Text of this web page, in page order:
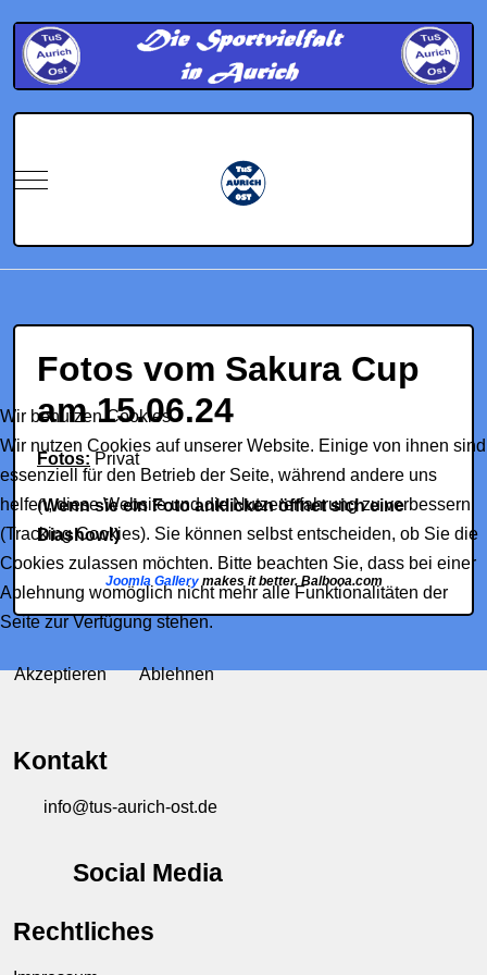
Mobile Menu Toggle
Fotos vom Sakura Cup
am 15.06.24
Fotos: Privat
(Wenn sie ein Foto anklicken öffnet sich eine
Diashow!)
Joomla Gallerymakes it better. Balbooa.com
Kontakt
info@tus-aurich-ost.de
Social Media
Rechtliches
Wir benutzen Cookies
Wir nutzen Cookies auf unserer Website. Einige von ihnen sind
essenziell für den Betrieb der Seite, während andere uns
helfen, diese Website und die Nutzererfahrung zu verbessern
(Tracking Cookies). Sie können selbst entscheiden, ob Sie die
Cookies zulassen möchten. Bitte beachten Sie, dass bei einer
Ablehnung womöglich nicht mehr alle Funktionalitäten der
Seite zur Verfügung stehen.
Akzeptieren Ablehnen